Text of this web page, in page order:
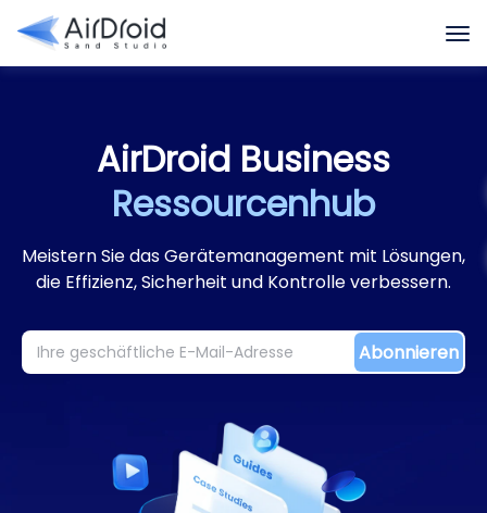
AirDroid Business
Ressourcenhub
Meistern Sie das Gerätemanagement mit Lösungen,
die Effizienz, Sicherheit und Kontrolle verbessern.
Abonnieren